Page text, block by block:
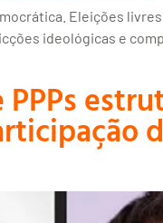
Eleições
ideológicas e